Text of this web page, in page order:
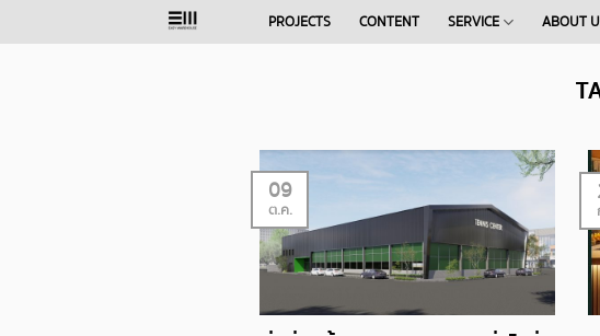
to
PROJECTS CONTENT SERVICE ABOUT
09
ต.ค.